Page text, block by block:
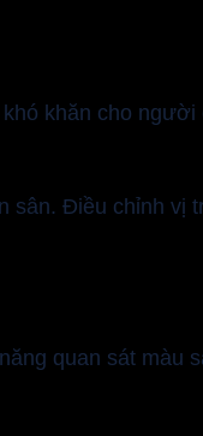
khăn cho
sân. Điều chỉnh
quan sát